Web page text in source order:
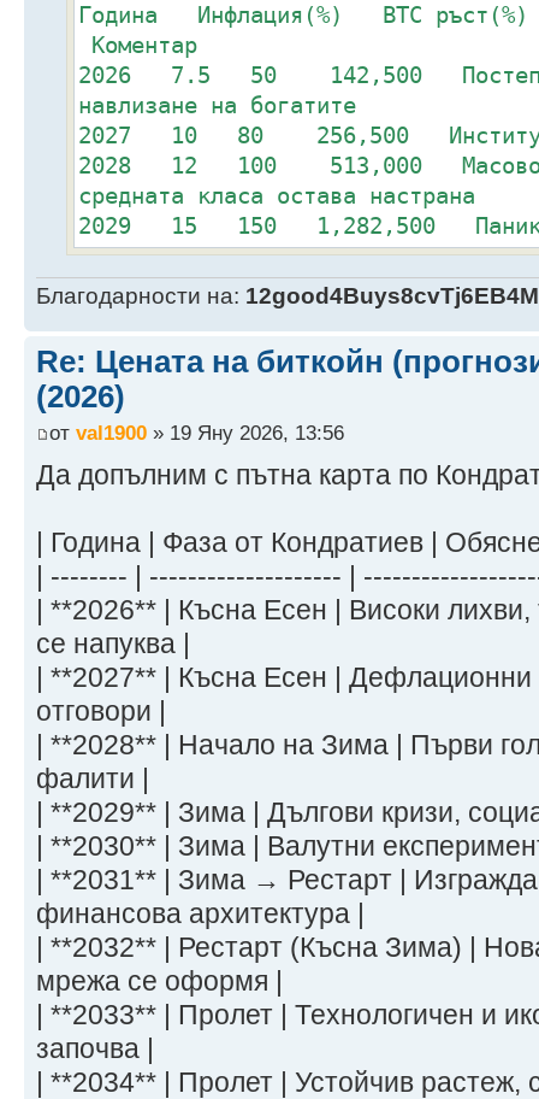
Година Инфлация(%) BTC
Коментар
2026 7.5 50 142,500
навлизане на богатите
2027 10 80 256,500 Институции
2028 12 100 513,000 Масово
средната класа остава настрана
2029 15 150 1,282,500 Паника
ръст
2030 12 120 2,819,500
натиск
2031 10 100 5,639,000 Масата
на индексиране на доходите
2032 8 80 10,150,200
навлизане на заможните
2033 5 50 15,225,300 Фиатът
още се използва
2034 5 50 22,838,000
е гарантирано чрез социални мерки
2035 5 50 34,257,000 Масовият
BTC концентриран при заможните и
Благодарности на:
Re: Цената на биткойн
(2026)
от val1900 » 19 Яну 2026, 13:56
Да допълним с пътна карта по
| Година | Фаза от Кондратиев |
| -------- | -------------------- |
| **2026** | Късна Есен | Високи
се напуква |
| **2027** | Късна Есен |
отговори |
| **2028** | Начало на Зима | Първи
фалити |
| **2029** | Зима | Дългови кризи,
| **2030** | Зима | Валутни
| **2031** | Зима → Рестарт |
финансова архитектура |
| **2032** | Рестарт (Късна Зима) |
мрежа се оформя |
| **2033** | Пролет | Технологичен и
започва |
| **2034** | Пролет | Устойчив растеж,